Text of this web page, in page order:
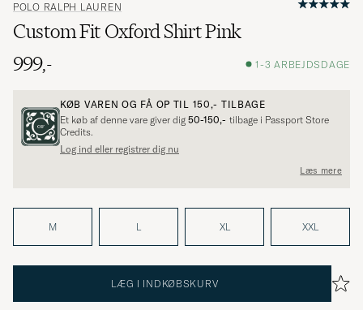
POLO RALPH LAUREN
Custom Fit Oxford Shirt Pink
999,-
1-3 ARBEJDSDAGE
KØB VAREN OG FÅ OP TIL 150,- TILBAGE
Et køb af denne vare giver dig 50-150,- tilbage i Passport Store
Credits.
Log ind eller registrer dig nu
Læs mere
M L XL XXL
LÆG I INDKØBSKURV